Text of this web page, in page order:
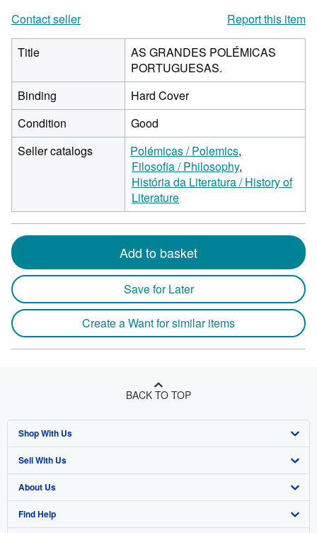
Contact seller
Report this item
Title
AS GRANDES POLÉMICAS
PORTUGUESAS.
Binding
Hard Cover
Condition
Good
Seller catalogs
Polémicas / Polemics
Filosofia / Philosophy
História da Literatura / History of
Literature
Add to basket
Save for Later
Create a Want for similar items
BACK TO TOP
Shop With Us
Advanced Search
Browse Collections
My Account
Sell With Us
Start Selling
Join Our Affiliate Program
About Us
About AbeBooks
Find Help